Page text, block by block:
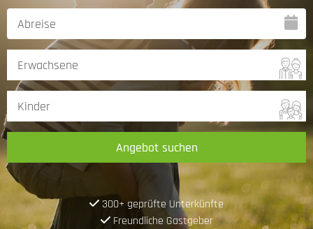
Angebot suchen
300+ geprüfte Unterkünfte
Freundliche Gastgeber